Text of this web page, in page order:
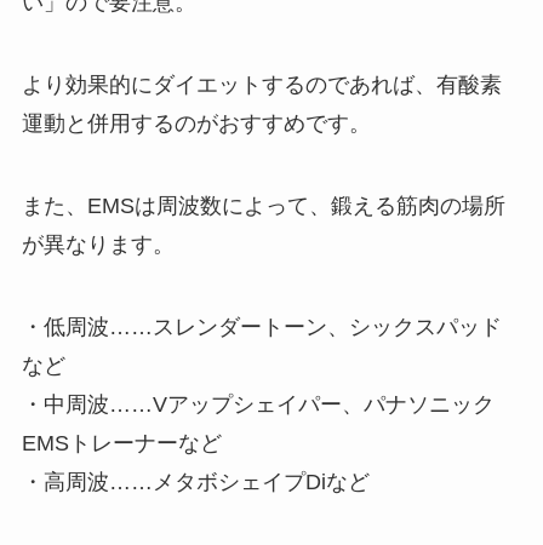
より効果的にダイエットするのであれば、有酸素
運動と併用するのがおすすめです。
また、EMSは周波数によって、鍛える筋肉の場所
が異なります。
・低周波……スレンダートーン、シックスパッド
など
・中周波……Vアップシェイパー、パナソニック
EMSトレーナーなど
・高周波……メタボシェイプDiなど